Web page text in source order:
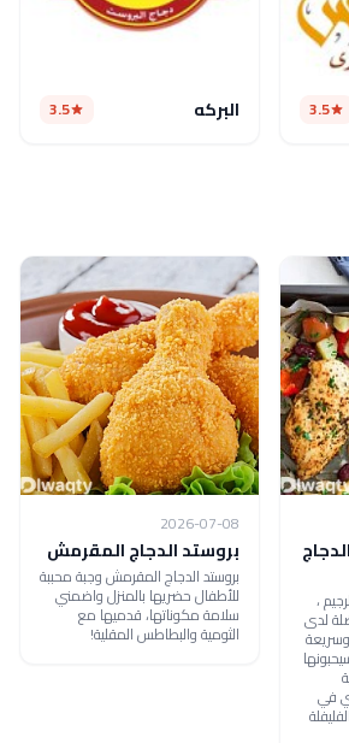
3.5 البركه 3.5
،
لدى
في
2026-07-08
بروستد الدجاج المقرمش
بروستد الدجاج المقرمش وجبة محببة
للأطفال حضريها بالمنزل واضمني
سلامة مكوناتها، قدميها مع
الثومية والبطاطس المقلية!